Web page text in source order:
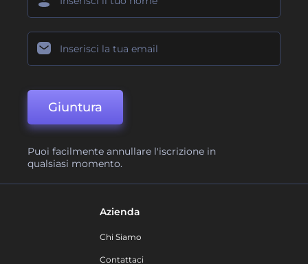
Giuntura
Puoi facilmente annullare l'iscrizione in
qualsiasi momento.
Azienda
Chi Siamo
Contattaci